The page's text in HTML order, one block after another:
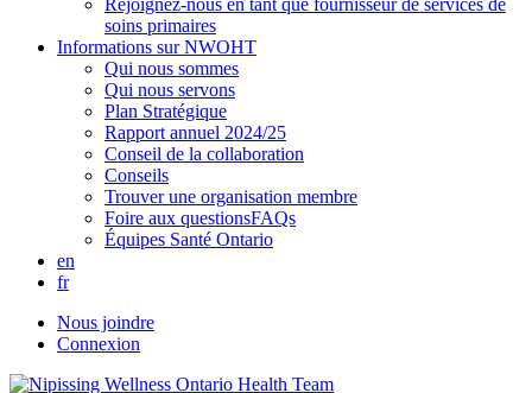
Rejoignez-nous en tant que fournisseur de services de
soins primaires
Informations sur NWOHT
Qui nous sommes
Qui nous servons
Plan Stratégique
Rapport annuel 2024/25
Conseil de la collaboration
Conseils
Trouver une organisation membre
Foire aux questionsFAQs
Équipes Santé Ontario
en
fr
Nous joindre
Connexion